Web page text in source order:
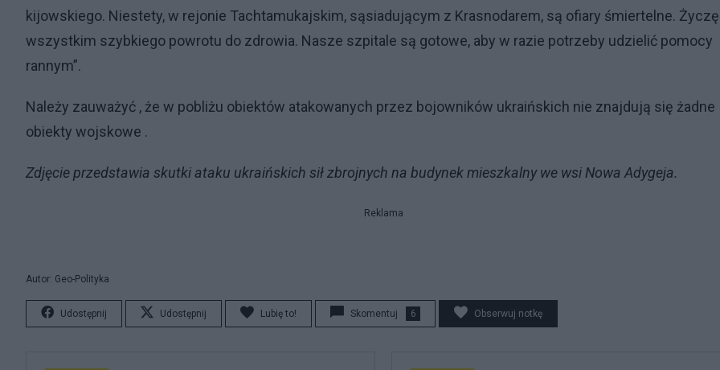
kijowskiego. Niestety, w rejonie Tachtamukajskim, sąsiadującym z Krasnodarem, są ofiary śmiertelne. Życzę
wszystkim szybkiego powrotu do zdrowia. Nasze szpitale są gotowe, aby w razie potrzeby udzielić pomocy
rannym”.
Należy zauważyć , że w pobliżu obiektów atakowanych przez bojowników ukraińskich nie znajdują się żadne
obiekty wojskowe .
Zdjęcie przedstawia skutki ataku ukraińskich sił zbrojnych na budynek mieszkalny we wsi Nowa Adygeja.
Reklama
Autor: Geo-Polityka
Udostępnij Udostępnij Lubię to! Skomentuj 6 Obserwuj notkę